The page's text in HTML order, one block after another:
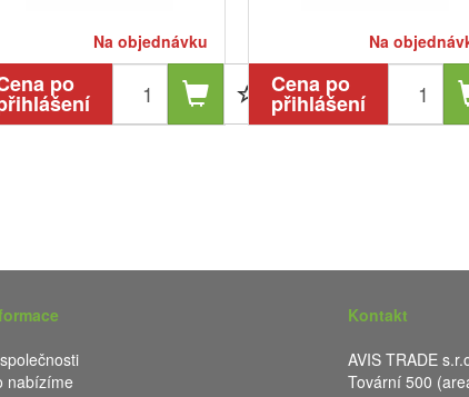
Na objednávku
po
Na
Cena po
přihlášení
nabízíme
Kontakt
AVIS TRADE
Tovární 500